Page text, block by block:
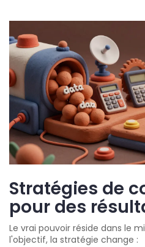
Stratégies de
pour des
Le vrai pouvoir réside dans le
l'objectif, la stratégie change :